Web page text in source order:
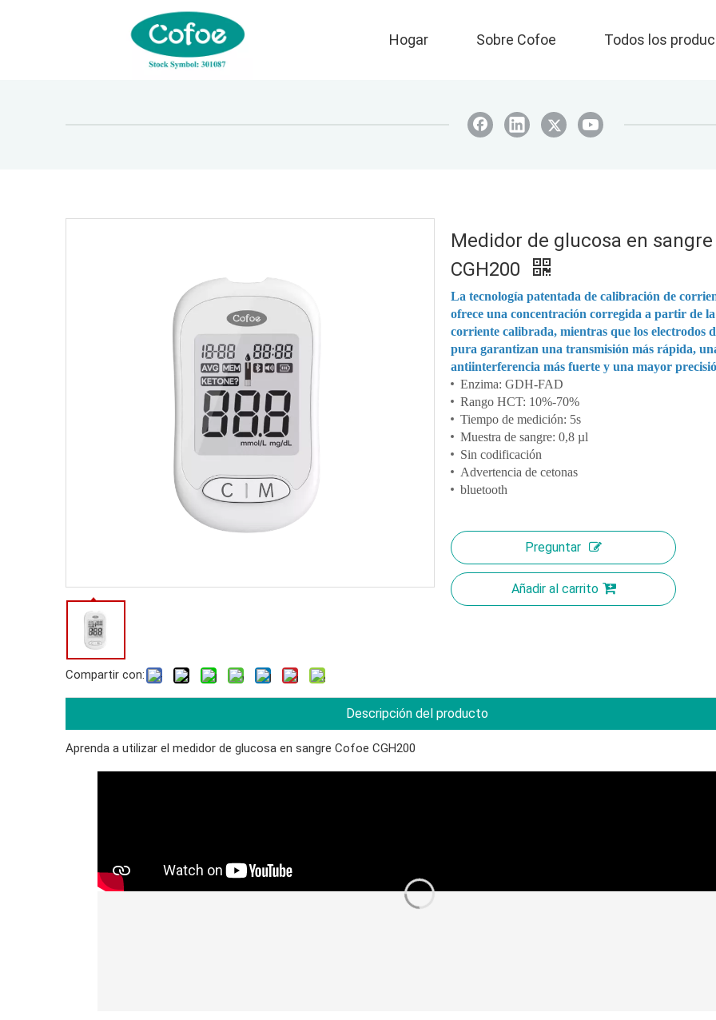
Hogar Sobre Cofoe Todos los
Compartir con:
Medidor de glucosa en sangre
CGH200
La tecnología patentada de calibración de
ofrece una concentración corregida a partir de la
corriente calibrada, mientras que los electrodos
pura garantizan una transmisión más rápida,
antiinterferencia más fuerte y una mayor
Enzima: GDH-FAD
Rango HCT: 10%-70%
Tiempo de medición: 5s
Muestra de sangre: 0,8 µl
Sin codificación
Advertencia de cetonas
bluetooth
Preguntar
Añadir al carrito
Descripción del producto
Aprenda a utilizar el medidor de glucosa en sangre Cofoe CGH200